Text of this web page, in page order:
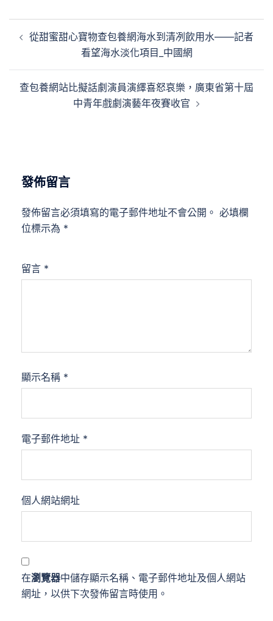
章 從甜蜜甜心寶物查包養網海水到清冽飲用水——記者
看望海水淡化項目_中國網
查包養網站比擬話劇演員演繹喜怒哀樂，廣東省第十屆
中青年戲劇演藝年夜賽收官
發佈留言
發佈留言必須填寫的電子郵件地址不會公開。 必填欄
位標示為 *
留言 *
顯示名稱 *
電子郵件地址 *
個人網站網址
在瀏覽器中儲存顯示名稱、電子郵件地址及個人網站
網址，以供下次發佈留言時使用。